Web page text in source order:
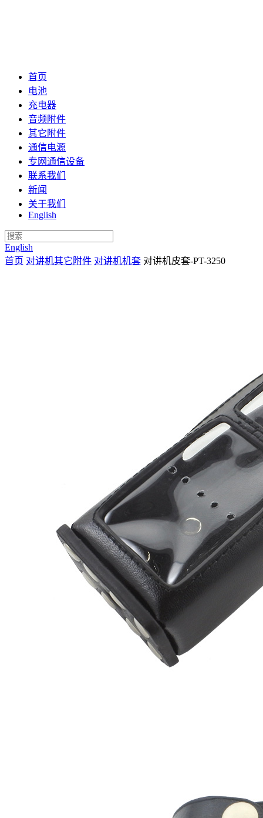
首页
电池
充电器
音频附件
其它附件
通信电源
专网通信设备
联系我们
新闻
关于我们
English
English
首页 对讲机其它附件 对讲机机套 对讲机皮套-PT-3250